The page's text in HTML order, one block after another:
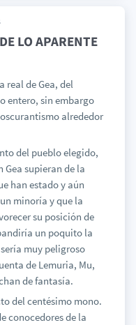
LO APARENTE
real de Gea, del
entero, sin embargo
alrededor
del pueblo elegido,
Gea supieran de la
han estado y aún
minoría y que la
su posición de
un poquito la
muy peligroso
de Lemuria, Mu,
de fantasía.
del centésimo mono.
conocedores de la